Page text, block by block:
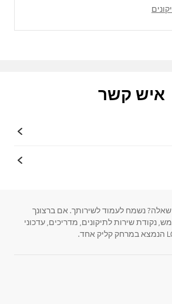
איש קשר
שאלה? נשמח לעמוד לשירותך. אם ברצונך
נקודת שירות לתיקונים, מדריכים, עדכוני